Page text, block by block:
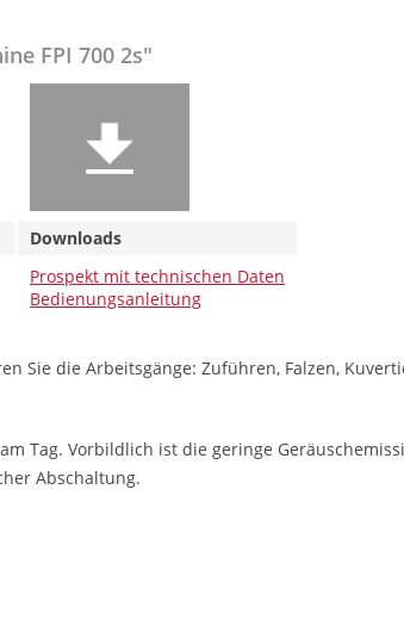
FPI 700 2s"
Downloads
Prospekt mit technischen Daten
Bedienungsanleitung
Sie die Arbeitsgänge: Zuführen, Falzen,
Tag. Vorbildlich ist die geringe
Abschaltung.